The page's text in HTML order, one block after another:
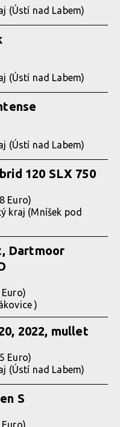
(Ústí nad Labem)
(Ústí nad Labem)
(Ústí nad Labem)
120 SLX 750
Euro)
kraj (Mníšek pod
Dartmoor
)
2022, mullet
Euro)
(Ústí nad Labem)
S